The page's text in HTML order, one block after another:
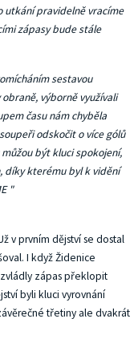
utkání pravidelně vracíme
zápasy bude stále
sestavou
výborně využívali
času nám chyběla
odskočit o více gólů
být kluci spokojení,
díky kterému byl k vidění
"
v prvním dějství se dostal
I když Židenice
zápas překlopit
byli kluci vyrovnání
třetiny ale dvakrát